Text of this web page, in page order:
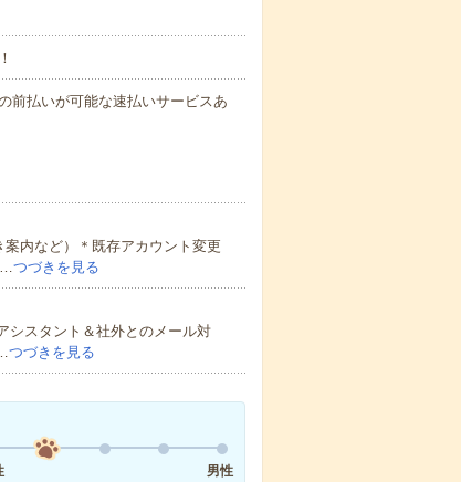
払いが可能な速払いサービスあ
内など）＊既存アカウント変更
…つづきを見る
スタント＆社外とのメール対
つづきを見る
男性